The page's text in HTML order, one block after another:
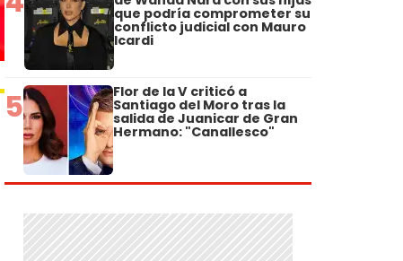
que podría comprometer su
conflicto judicial con Mauro
Icardi
5 Flor de la V criticó a
Santiago del Moro tras la
salida de Juanicar de Gran
Hermano: "Canallesco"